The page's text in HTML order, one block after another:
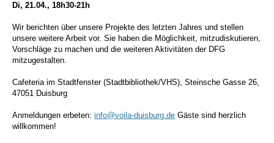
Di, 21.04., 18h30-21h
Wir berichten über unsere Projekte des letzten Jahres und stellen
unsere weitere Arbeit vor. Sie haben die Möglichkeit, mitzudiskutieren,
Vorschläge zu machen und die weiteren Aktivitäten der DFG
mitzugestalten.
Cafeteria im Stadtfenster (Stadtbibliothek/VHS), Steinsche Gasse 26,
47051 Duisburg
Anmeldungen erbeten: info@voila-duisburg.de Gäste sind herzlich
willkommen!